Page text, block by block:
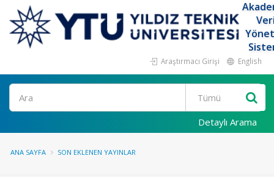
Araştırmacı Girişi English
Ara
Detaylı Arama
ANA SAYFA SON EKLENEN YAYINLAR